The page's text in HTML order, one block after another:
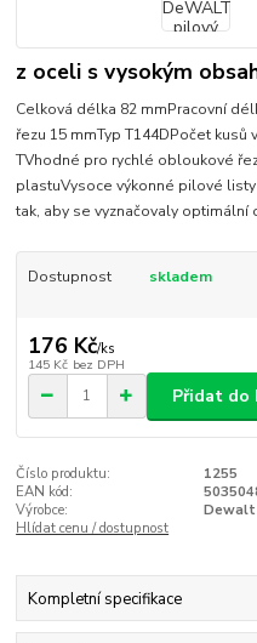
z oceli s vysokým
Celková délka 82 mmPracovní
řezu 15 mmTyp T144DPočet
TVhodné pro rychlé obloukové
plastuVysoce výkonné pilové
tak, aby se vyznačovaly optimální
Dostupnost skladem
176 Kč/ks
145 Kč bez DPH
Přidat do
Číslo produktu:
1255
EAN kód:
Výrobce:
Hlídat cenu / dostupnost
Kompletní specifikace